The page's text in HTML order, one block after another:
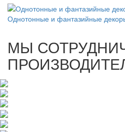
Однотонные и фантазийные
МЫ